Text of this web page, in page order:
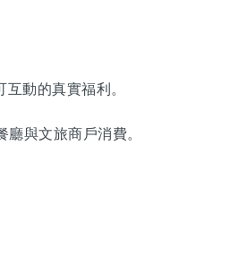
動的真實福利。
與文旅商戶消費。